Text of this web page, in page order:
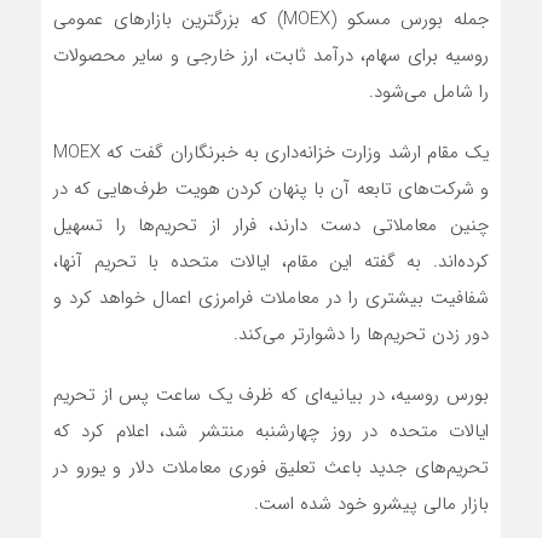
جمله بورس مسکو (MOEX) که بزرگترین بازارهای عمومی
روسیه برای سهام، درآمد ثابت، ارز خارجی و سایر محصولات
را شامل‌ می‌شود.
یک مقام ارشد وزارت خزانه‌داری به خبرنگاران گفت که MOEX
و شرکت‌های تابعه آن با پنهان کردن هویت طرف‌هایی که در
چنین معاملاتی دست دارند، فرار از تحریم‌ها را تسهیل
کرده‌اند. به گفته این مقام، ایالات متحده با تحریم آنها،
شفافیت بیشتری را در معاملات فرامرزی اعمال خواهد کرد و
دور زدن تحریم‌ها را دشوارتر‌ می‌کند.
بورس روسیه، در بیانیه‌ای که ظرف یک ساعت پس از تحریم
ایالات متحده در روز چهارشنبه منتشر شد، اعلام کرد که
تحریم‌های جدید باعث تعلیق فوری معاملات دلار و یورو در
بازار مالی پیشرو خود شده است.